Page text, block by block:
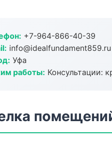
+7-964-866-40-39
info@idealfundament859.ru
Уфа
работы: Консультации: